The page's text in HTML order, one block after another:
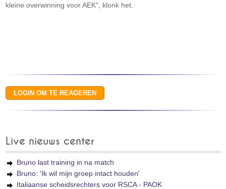
kleine overwinning voor AEK", klonk het.
Live nieuws center
Bruno last training in na match
Bruno: 'Ik wil mijn groep intact houden'
Italiaanse scheidsrechters voor RSCA - PAOK